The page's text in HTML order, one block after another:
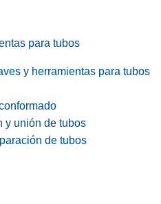
para tubos
y herramientas para tubos
y unión de tubos
de tubos